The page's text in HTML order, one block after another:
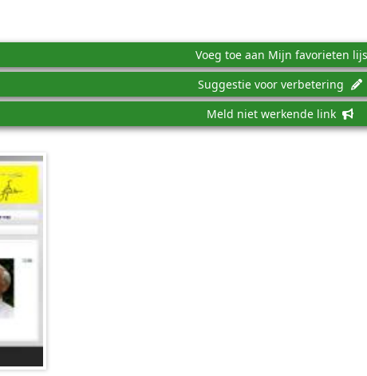
Voeg toe aan Mijn favorieten
Suggestie voor verbetering
Meld niet werkende link